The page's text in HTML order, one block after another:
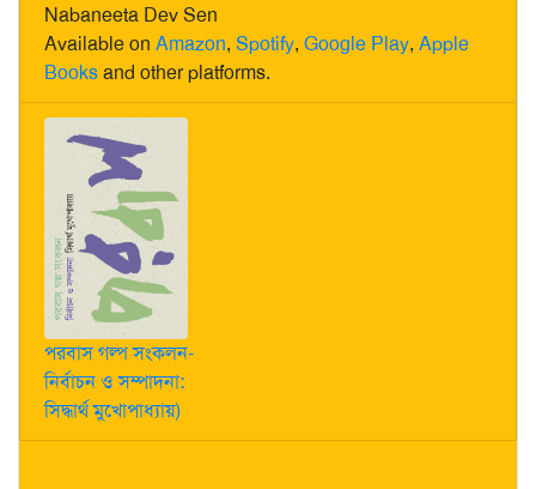
Nabaneeta Dev Sen
Available on Amazon, Spotify, Google Play, Apple
Booksand other platforms.
পরবাস গল্প সংকলন-
নির্বাচন ও সম্পাদনা:
সিদ্ধার্থ মুখোপাধ্যায়)